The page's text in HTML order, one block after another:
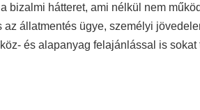
bizalmi hátteret, ami nélkül nem
az állatmentés ügye, személyi
és alapanyag felajánlással is